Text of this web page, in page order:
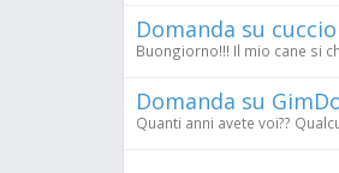
Domanda su
Buongiorno!!! Il mio cane si
Domanda su
Quanti anni avete voi??